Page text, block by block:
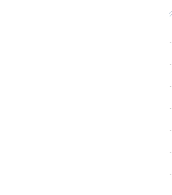
·
·
·
·
·
·
·